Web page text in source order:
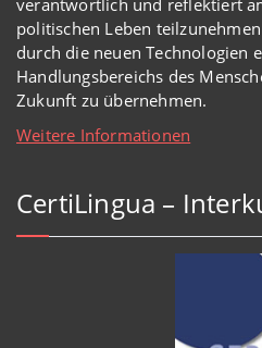
verantwortlich und reflektiert
politischen Leben
durch die neuen Technologien
Handlungsbereichs des
Zukunft zu übernehmen.
Weitere Informationen
CertiLingua –